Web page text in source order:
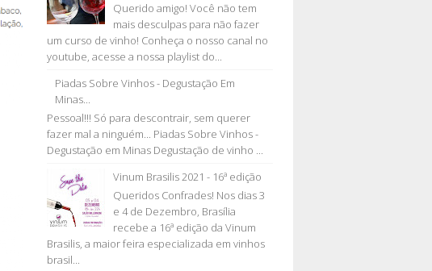
Querido amigo! Você não tem
mais desculpas para não fazer
um curso de vinho! Conheça o nosso canal no
youtube, acesse a nossa playlist do...
Piadas Sobre Vinhos - Degustação Em
Minas...
Pessoal!!! Só para descontrair, sem querer
fazer mal a ninguém... Piadas Sobre Vinhos -
Degustação em Minas Degustação de vinho ...
Vinum Brasilis 2021 - 16ª edição
Queridos Confrades! Nos dias 3
e 4 de Dezembro, Brasília
recebe a 16ª edição da Vinum
Brasilis, a maior feira especializada em vinhos
brasil...